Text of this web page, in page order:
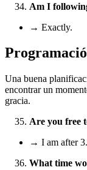
Am I
→ Exactly.
Una buena
encontrar un
gracia.
Are you free
→ I am after 3.
What time